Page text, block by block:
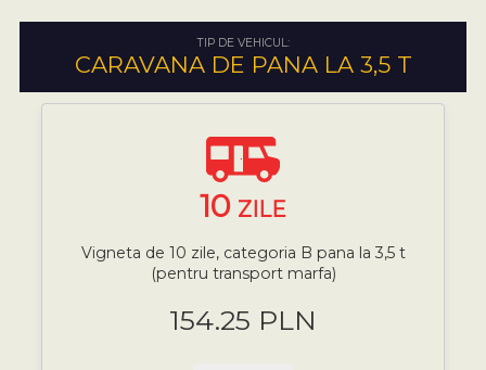
TIP DE VEHICUL:
CARAVANA DE PANA LA 3,5 T
10 ZILE
Vigneta de 10 zile, categoria B pana la 3,5 t
(pentru transport marfa)
154.25 PLN